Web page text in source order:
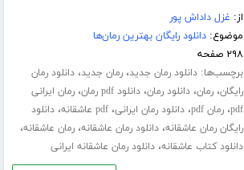
از: غزل داداش پور
موضوع:دانلود رایگان بهترین رمان‌ها
۲۹۸ صفحه
برچسب‌ها:دانلود رمان جدید،رمان جدید،دانلود رمان
رایگان،رمان،دانلود رمان،دانلود pdf رمان ،رمان ایرانی
pdf،رمان pdf ،دانلود رمان ایرانی،pdf عاشقانه ،دانلود
رایگان رمان عاشقانه،دانلود رمان عاشقانه،رمان عاشقانه،
دانلود کتاب عاشقانه،دانلود رمان عاشقانه ایرانی